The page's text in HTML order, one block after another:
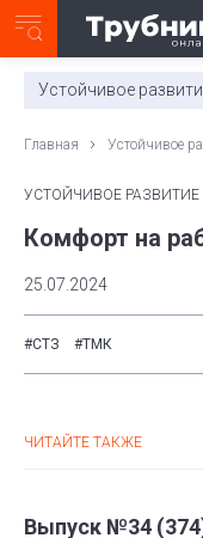
0:00/ 11:03
Устойчивое
Главная Устойчивое
УСТОЙЧИВОЕ РАЗВИТИЕ
Комфорт на
25.07.2024
#СТЗ #ТМК
ЧИТАЙТЕ ТАКЖЕ
Выпуск №34